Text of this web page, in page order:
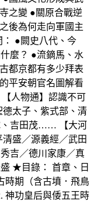
之變 ●關原合戰逆
後為何走向軍國主
： ●闕史八代、今
麼？ ●流鏑馬、水
都京都有多少拜表
平安朝官名圖解看
人物通】認識不可
太子、紫式部、清
、吉田茂…… 【大河
盛／源義經／武田
吉／德川家康／真
★目錄： 首章、日
時期（含古墳．飛鳥
神功皇后與倭五王時